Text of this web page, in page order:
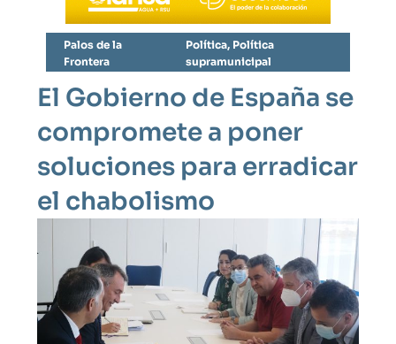
Palos de la
Frontera
Política, Política
supramunicipal
El Gobierno de España se
compromete a poner
soluciones para erradicar
el chabolismo